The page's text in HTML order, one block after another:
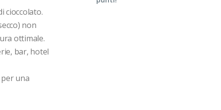
cioccolato.
non
ottimale.
bar, hotel
una